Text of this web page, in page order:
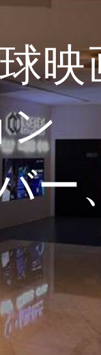
映
ン
ー